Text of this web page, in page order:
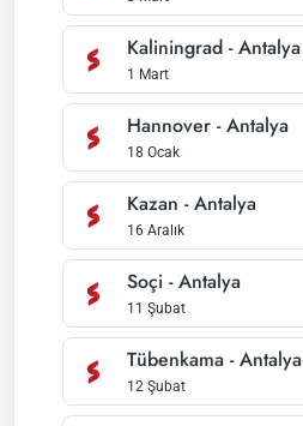
Kaliningrad -Antalya
1 Mart
Hannover -Antalya
18 Ocak
Kazan -Antalya
16 Aralık
Soçi -Antalya
11 Şubat
Tübenkama -Antalya
12 Şubat